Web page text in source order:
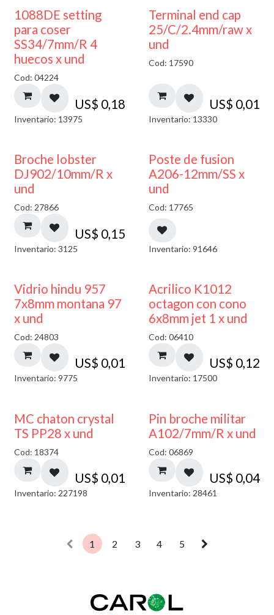
1088DE setting
para coser
SS34/7mm/R 4
huecos x und
Cod: 04224
US$ 0,18
Inventario: 13975
Terminal end cap
25/C/2.4mm/raw x
und
Cod: 17590
US$ 0,01
Inventario: 13330
Broche lobster
DJ902/10mm/R x
und
Cod: 27866
US$ 0,15
Inventario: 3125
Poste de fusion
A206-12mm/SS x
und
Cod: 17765
Inventario: 91646
40% DESCUENTO
Vidrio hindu 957
7x8mm montana 97
x und
Cod: 24803
US$ 0,01
Inventario: 9775
Acrilico K1012
octagon con cono
6x8mm jet 1 x und
Cod: 06410
US$ 0,12
Inventario: 17500
MC chaton crystal
TS PP28 x und
Cod: 18374
US$ 0,01
Inventario: 227198
Pin broche militar
A102/7mm/R x und
Cod: 06869
US$ 0,04
Inventario: 28461
1 2 3 4 5